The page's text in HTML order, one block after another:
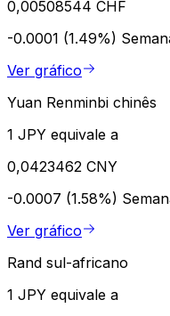
0,00508544 CHF
-0.0001 (1.49%)
Ver gráfico
Yuan Renminbi chinês
1 JPY equivale a
0,0423462 CNY
-0.0007 (1.58%)
Ver gráfico
Rand sul-africano
1 JPY equivale a